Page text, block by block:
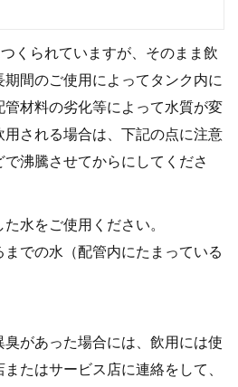
くられていますが、そのまま飲
間のご使用によってタンク内に
材料の劣化等によって水質が変
される場合は、下記の点に注意
沸騰させてからにしてくださ
水をご使用ください。
での水（配管内にたまっている
があった場合には、飲用には使
たはサービス店に連絡をして、